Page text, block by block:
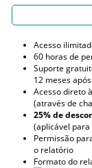
Acesso
60 horas de
Suporte
12 meses
Acesso direto
(através de
25% de
(aplicável
Permissão
o relatório
Formato do